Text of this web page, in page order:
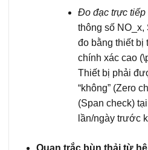
Đo đạc trực tiếp
thông số NO_x,
đo bằng thiết bị
chính xác cao (
Thiết bị phải
“không” (Zero
(Span check)
lần/ngày trước
Quan trắc bùn thải từ